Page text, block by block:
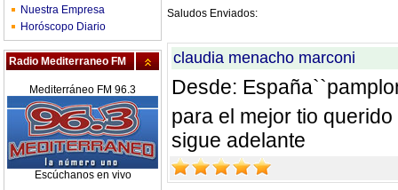
Nuestra Empresa
Horóscopo Diario
Radio Mediterraneo FM
Mediterráneo FM 96.3
Escúchanos en vivo
Saludos Enviados:
claudia menacho marconi
Desde:
para el mejor tio
sigue adelante